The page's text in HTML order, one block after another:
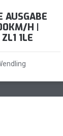
AUSGABE
H |
1LE